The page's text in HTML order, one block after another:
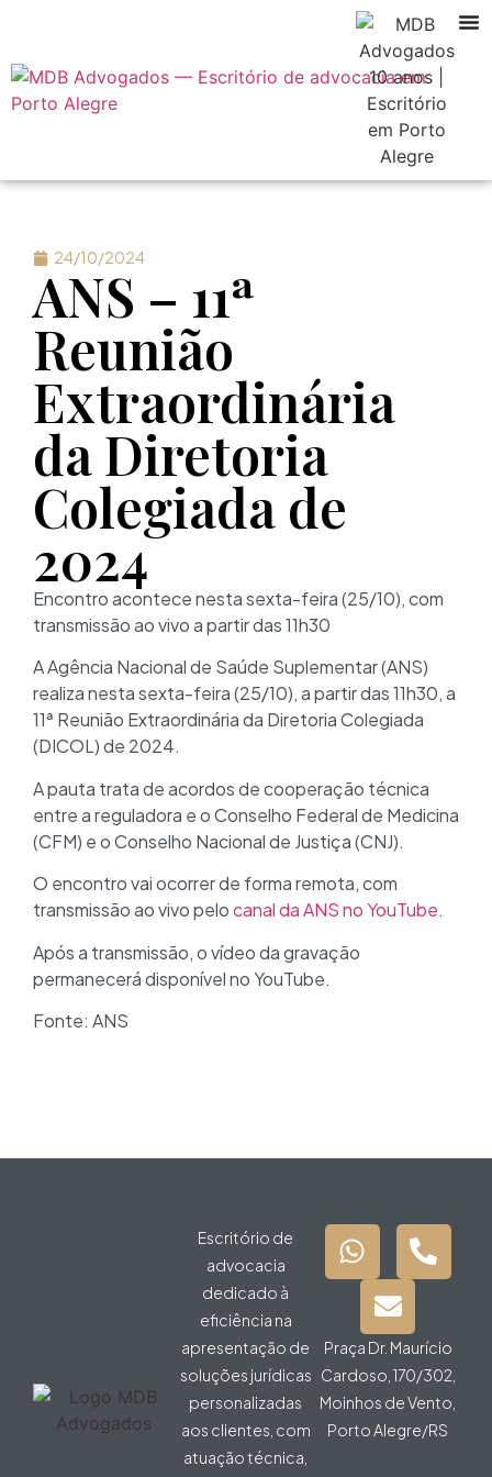
24/10/2024
ANS – 11ª
Reunião
Extraordinária
da Diretoria
Colegiada de
2024
Encontro acontece nesta sexta-feira (25/10), com
transmissão ao vivo a partir das 11h30
A Agência Nacional de Saúde Suplementar (ANS)
realiza nesta sexta-feira (25/10), a partir das 11h30, a
11ª Reunião Extraordinária da Diretoria Colegiada
(DICOL) de 2024.
A pauta trata de acordos de cooperação técnica
entre a reguladora e o Conselho Federal de Medicina
(CFM) e o Conselho Nacional de Justiça (CNJ).
O encontro vai ocorrer de forma remota, com
transmissão ao vivo pelocanal da ANS no YouTube.
Após a transmissão, o vídeo da gravação
permanecerá disponível no YouTube.
Fonte: ANS
Escritório de
advocacia
dedicado à
eficiência na
apresentação de
soluções jurídicas
personalizadas
aos clientes, com
atuação técnica,
Praça Dr. Maurício
Cardoso, 170/302,
Moinhos de Vento,
Porto Alegre/RS